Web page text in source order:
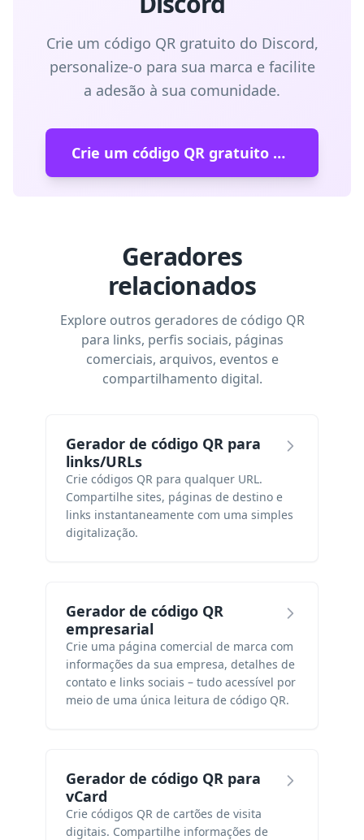
Crie um código QR gratuito do Discord,
personalize-o para sua marca e facilite
a adesão à sua comunidade.
Crie um código QR gratuito do Discord
Geradores
relacionados
Explore outros geradores de código QR
para links, perfis sociais, páginas
comerciais, arquivos, eventos e
compartilhamento digital.
Gerador de código QR para
links/URLs
Crie códigos QR para qualquer URL.
Compartilhe sites, páginas de destino e
links instantaneamente com uma simples
digitalização.
Gerador de código QR
empresarial
Crie uma página comercial de marca com
informações da sua empresa, detalhes de
contato e links sociais – tudo acessível por
meio de uma única leitura de código QR.
Gerador de código QR para
vCard
Crie códigos QR de cartões de visita
digitais. Compartilhe informações de